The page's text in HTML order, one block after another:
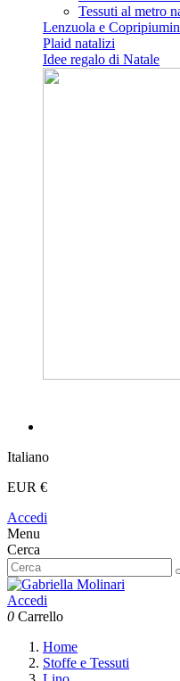
Tessuti al metro
Lenzuola e
Plaid natalizi
Idee regalo di Natale
Italiano
EUR €
Accedi
Menu
Cerca
Accedi
0 Carrello
Home
Stoffe e Tessuti